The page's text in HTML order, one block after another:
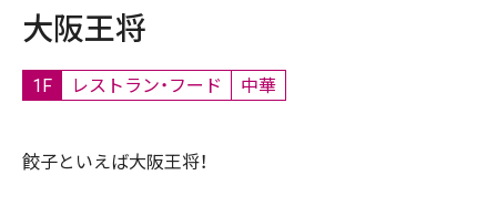
大阪王将
1F レストラン・フード 中華
餃子といえば大阪王将！